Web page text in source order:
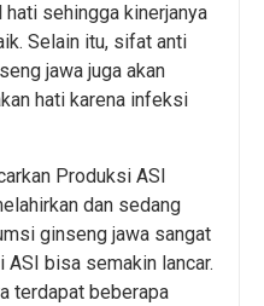
sehingga kinerjanya
Selain itu, sifat anti
jawa juga akan
hati karena infeksi
Produksi ASI
dan sedang
ginseng jawa sangat
bisa semakin lancar.
terdapat beberapa